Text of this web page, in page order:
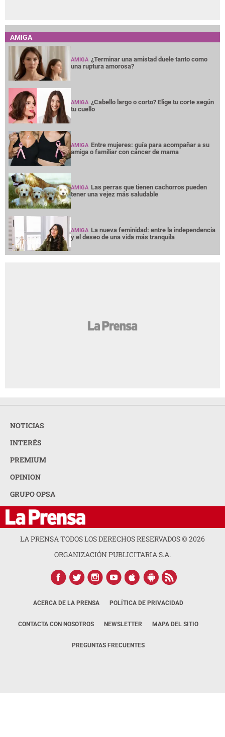
AMIGA
AMIGA ¿Terminar una amistad duele tanto como
una ruptura amorosa?
AMIGA ¿Cabello largo o corto? Elige tu corte según
tu cuello
AMIGA Entre mujeres: guía para acompañar a su
amiga o familiar con cáncer de mama
AMIGA Las perras que tienen cachorros pueden
tener una vejez más saludable
AMIGA La nueva feminidad: entre la independencia
y el deseo de una vida más tranquila
NOTICIAS
INTERÉS
PREMIUM
OPINION
GRUPO OPSA
LA PRENSA TODOS LOS DERECHOS RESERVADOS ©2026
ORGANIZACIÓN PUBLICITARIA S.A.
ACERCA DE LA PRENSA POLÍTICA DE PRIVACIDAD
CONTACTA CON NOSOTROS NEWSLETTER MAPA DEL SITIO
PREGUNTAS FRECUENTES